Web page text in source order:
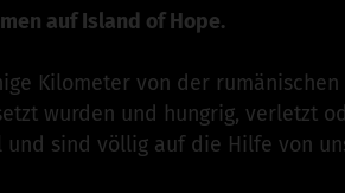
auf Island of Hope.
Kilometer von der
wurden und hungrig, verletzt
sind völlig auf die Hilfe von